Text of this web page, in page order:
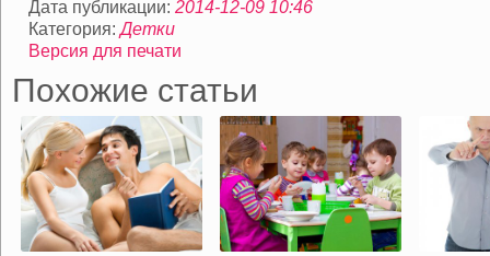
Дата публикации: 2014-12-09 10:46
Категория:Детки
Версия для печати
Похожие статьи